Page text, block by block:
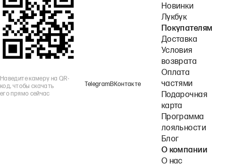
Наведите камеру на QR-
код, чтобы скачать
его прямо сейчас
TelegramВКонтакте
Новинки
Лукбук
Покупателям
Доставка
Условия
возврата
Оплата
частями
Подарочная
карта
Программа
лояльности
Блог
О компании
О нас